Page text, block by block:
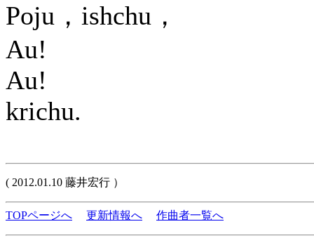
Poju，ishchu，
Au!
Au!
krichu.
( 2012.01.10 藤井宏行 ）
TOPページへ 更新情報へ 作曲者一覧へ